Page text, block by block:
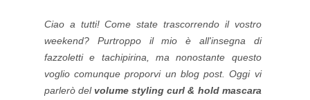
Ciao a tutti! Come state trascorrendo il vostro
weekend? Purtroppo il mio è all'insegna di
fazzoletti e tachipirina, ma nonostante questo
voglio comunque proporvi un blog post. Oggi vi
parlerò delvolume styling curl & hold mascara